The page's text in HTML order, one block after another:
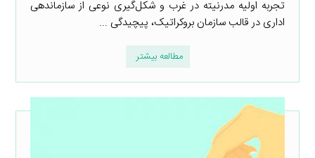
تجربه اولیه مدرنیته در غرب و شکل‌گیری نوعی از سازماندهی
اداری در قالب سازمان بروکراتیک، پیچیدگی ...
مطالعه بیشتر